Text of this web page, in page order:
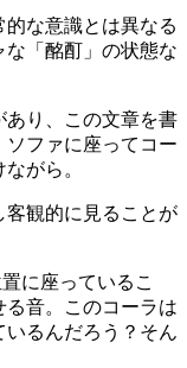
な意識とは異なる
「酩酊」の状態な
あり、この文章を書
ソファに座ってコー
がら。
客観的に見ることが
に座っているこ
る音。このコーラは
いるんだろう？そん